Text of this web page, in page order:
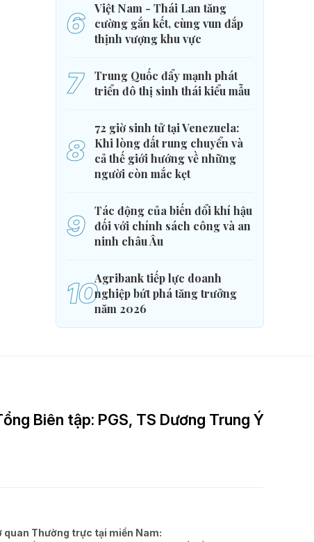
6
Việt Nam - Thái Lan tăng
cường gắn kết, cùng vun đắp
thịnh vượng khu vực
7
Trung Quốc đẩy mạnh phát
triển đô thị sinh thái kiểu mẫu
8
72 giờ sinh tử tại Venezuela:
Khi lòng đất rung chuyển và
cả thế giới hướng về những
người còn mắc kẹt
9
Tác động của biến đổi khí hậu
đối với chính sách công và an
ninh châu Âu
10Agribank tiếp lực doanh
nghiệp bứt phá tăng trưởng
năm 2026
Biên tập: PGS, TS Dương Trung Ý
quan Thường trực tại miền Nam: